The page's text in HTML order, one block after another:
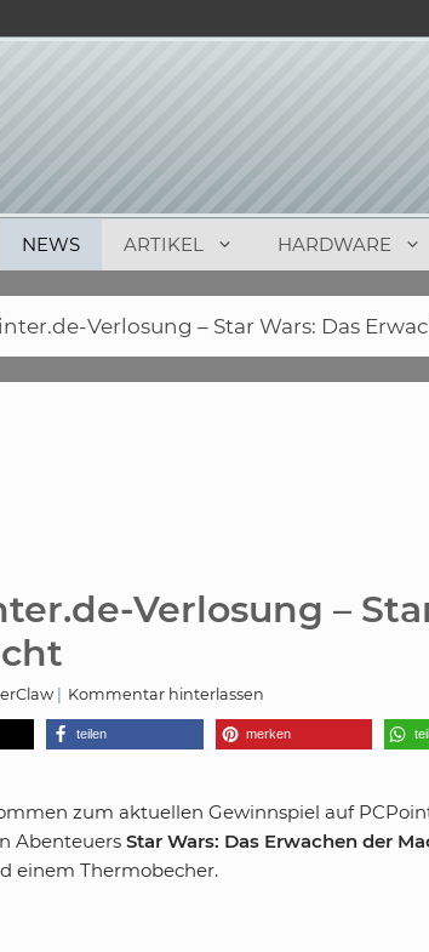
NEWS ARTIKEL HARDWARE
Verlosung – Star Wars: Das
Verlosung –
Kommentar hinterlassen
teilen merken
zum aktuellen Gewinnspiel auf
Abenteuers Star Wars: Das Erwachen der
einem Thermobecher.